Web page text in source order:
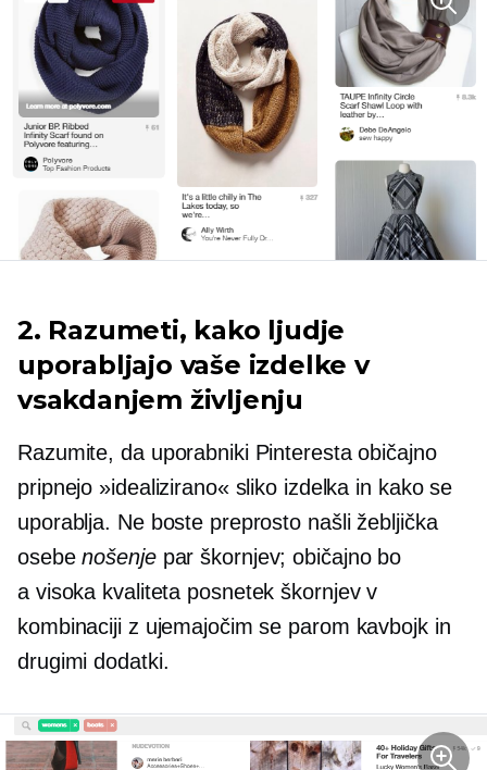
2. Razumeti, kako ljudje
uporabljajo vaše izdelke v
vsakdanjem življenju
Razumite, da uporabniki Pinteresta običajno
pripnejo »idealizirano« sliko izdelka in kako se
uporablja. Ne boste preprosto našli žebljička
osebenošenje par škornjev; običajno bo
a visoka kvaliteta posnetek škornjev v
kombinaciji z ujemajočim se parom kavbojk in
drugimi dodatki.